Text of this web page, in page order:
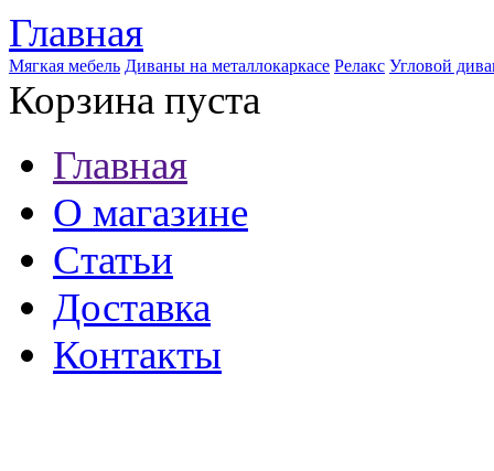
Главная
Мягкая мебель Диваны на металлокаркасе Релакс Угловой
Корзина пуста
Главная
О магазине
Статьи
Доставка
Контакты